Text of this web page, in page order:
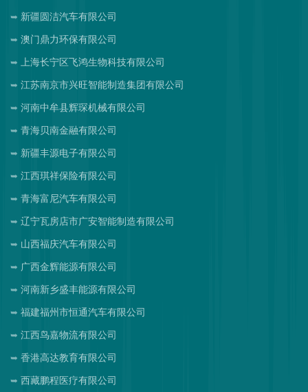
新疆圆洁汽车有限公司
澳门鼎力环保有限公司
上海长宁区飞鸿生物科技有限公司
江苏南京市兴旺智能制造集团有限公司
河南中牟县辉琛机械有限公司
青海贝南金融有限公司
新疆丰源电子有限公司
江西琪祥保险有限公司
青海富尼汽车有限公司
辽宁瓦房店市广安智能制造有限公司
山西福庆汽车有限公司
广西金辉能源有限公司
河南新乡盛丰能源有限公司
福建福州市恒通汽车有限公司
江西鸟嘉物流有限公司
香港高达教育有限公司
西藏鹏程医疗有限公司